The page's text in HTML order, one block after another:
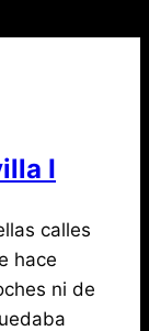
I
calles
hace
ni de